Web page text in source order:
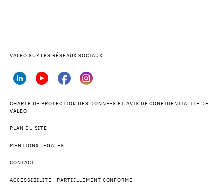
VALEO SUR LES RÉSEAUX SOCIAUX
CHARTE DE PROTECTION DES DONNÉES ET AVIS DE CONFIDENTIALITÉ DE
VALEO
PLAN DU SITE
MENTIONS LÉGALES
CONTACT
ACCESSIBILITÉ : PARTIELLEMENT CONFORME